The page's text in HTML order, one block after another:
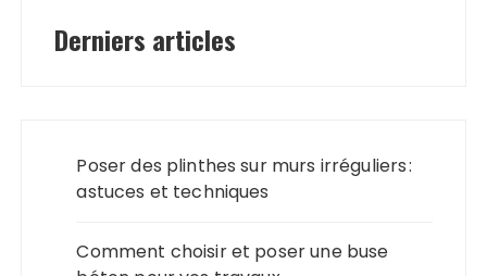
Derniers articles
Poser des plinthes sur murs irréguliers :
astuces et techniques
Comment choisir et poser une buse